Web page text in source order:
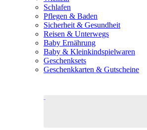
Schlafen
Pflegen & Baden
Sicherheit & Gesundheit
Reisen & Unterwegs
Baby Ernährung
Baby & Kleinkindspielwaren
Geschenksets
Geschenkkarten & Gutscheine